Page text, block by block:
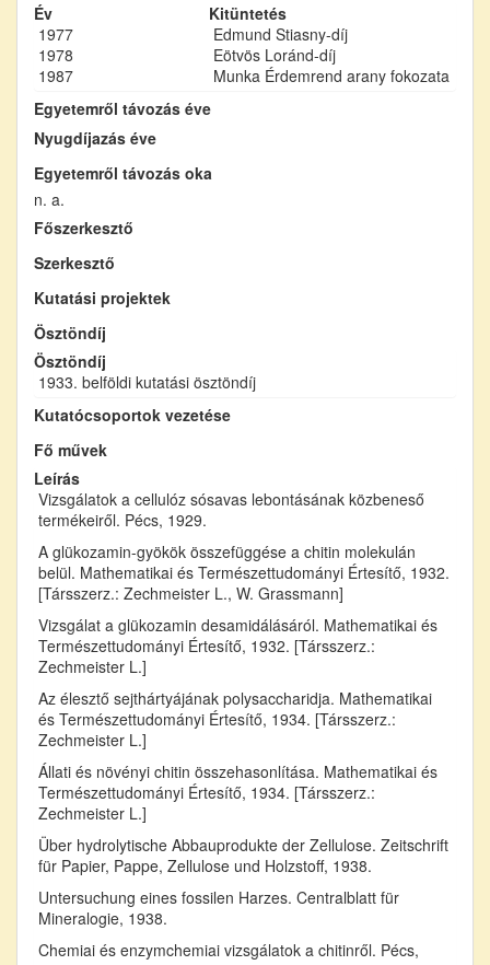
Év
Kitüntetés
1977
Edmund Stiasny-díj
1978
Eötvös Loránd-díj
1987
Munka Érdemrend arany fokozata
Egyetemről távozás éve
Nyugdíjazás éve
Egyetemről távozás oka
n. a.
Főszerkesztő
Szerkesztő
Kutatási projektek
Ösztöndíj
Ösztöndíj
1933. belföldi kutatási ösztöndíj
Kutatócsoportok vezetése
Fő művek
Leírás
Vizsgálatok a cellulóz sósavas lebontásának közbeneső
termékeiről. Pécs, 1929.
A glükozamin-gyökök összefüggése a chitin molekulán
belül. Mathematikai és Természettudományi Értesítő, 1932.
[Társszerz.: Zechmeister L., W. Grassmann]
Vizsgálat a glükozamin desamidálásáról. Mathematikai és
Természettudományi Értesítő, 1932. [Társszerz.:
Zechmeister L.]
Az élesztő sejthártyájának polysaccharidja. Mathematikai
és Természettudományi Értesítő, 1934. [Társszerz.:
Zechmeister L.]
Állati és növényi chitin összehasonlítása. Mathematikai és
Természettudományi Értesítő, 1934. [Társszerz.:
Zechmeister L.]
Über hydrolytische Abbauprodukte der Zellulose. Zeitschrift
für Papier, Pappe, Zellulose und Holzstoff, 1938.
Untersuchung eines fossilen Harzes. Centralblatt für
Mineralogie, 1938.
Chemiai és enzymchemiai vizsgálatok a chitinről. Pécs,